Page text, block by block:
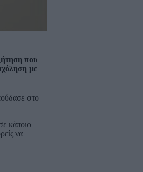
που
με
στο
κάποιο
να